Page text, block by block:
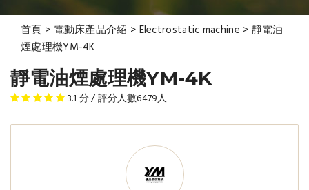
首頁 > 電動床產品介紹 > Electrostatic machine > 靜電油
煙處理機YM-4K
靜電油煙處理機YM-4K
3.1 分 / 評分人數6479人